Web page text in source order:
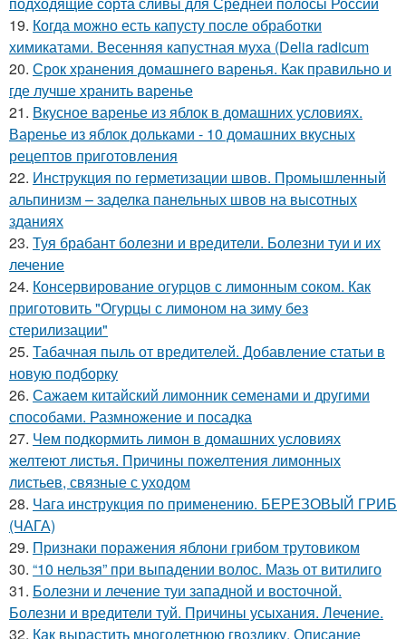
19. Когда можно есть капусту после обработки
химикатами. Весенняя капустная муха (Delia radicum
20. Срок хранения домашнего варенья. Как правильно и
где лучше хранить варенье
21. Вкусное варенье из яблок в домашних условиях.
Варенье из яблок дольками - 10 домашних вкусных
рецептов приготовления
22. Инструкция по герметизации швов. Промышленный
альпинизм – заделка панельных швов на высотных
зданиях
23. Туя брабант болезни и вредители. Болезни туи и их
лечение
24. Консервирование огурцов с лимонным соком. Как
приготовить "Огурцы с лимоном на зиму без
стерилизации"
25. Табачная пыль от вредителей. Добавление статьи в
новую подборку
26. Сажаем китайский лимонник семенами и другими
способами. Размножение и посадка
27. Чем подкормить лимон в домашних условиях
желтеют листья. Причины пожелтения лимонных
листьев, связные с уходом
28. Чага инструкция по применению. БЕРЕЗОВЫЙ ГРИБ
(ЧАГА)
29. Признаки поражения яблони грибом трутовиком
30. “10 нельзя” при выпадении волос. Мазь от витилиго
31. Болезни и лечение туи западной и восточной.
Болезни и вредители туй. Причины усыхания. Лечение.
32. Как вырастить многолетнюю гвоздику. Описание